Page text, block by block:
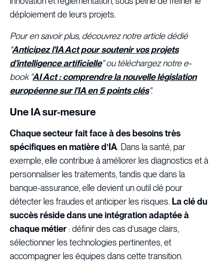
déploiement de leurs projets.
Pour en savoir plus, découvrez notre article dédié
"Anticipez l'IA Act pour soutenir vos projets
d'intelligence artificielle" ou téléchargez notre e-
book "AI Act : comprendre la nouvelle législation
européenne sur l'IA en 5 points clés".
Une IA sur-mesure
Chaque secteur fait face à des besoins très
spécifiques en matière d’IA. Dans la santé, par
exemple, elle contribue à améliorer les diagnostics et à
personnaliser les traitements, tandis que dans la
banque-assurance, elle devient un outil clé pour
détecter les fraudes et anticiper les risques. La clé du
succès réside dans une intégration adaptée à
chaque métier : définir des cas d’usage clairs,
sélectionner les technologies pertinentes, et
accompagner les équipes dans cette transition.